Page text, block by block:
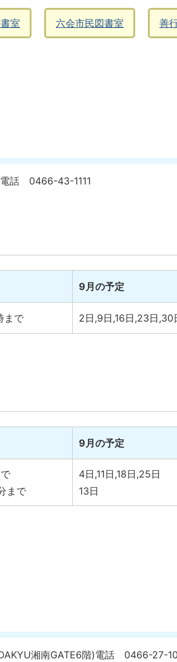
室 六会市民図書室 善
電話 0466-43-1111
9月の予定
まで 2日,9日,16日,23日,30
9月の予定
まで
4日,11日,18日,25日
13日
湘南GATE6階)電話 0466-27-